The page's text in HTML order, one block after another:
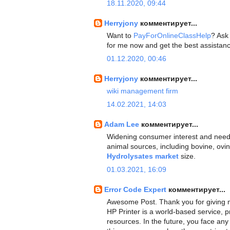
18.11.2020, 09:44
Herryjony комментирует...
Want to PayForOnlineClassHelp?
for me now and get the best
01.12.2020, 00:46
Herryjony комментирует...
wiki management firm
14.02.2021, 14:03
Adam Lee комментирует...
Widening consumer interest and
animal sources, including bovine,
Hydrolysates market size.
01.03.2021, 16:09
Error Code Expert комментирует...
Awesome Post. Thank you for giving
HP Printer is a world-based service,
resources. In the future, you face